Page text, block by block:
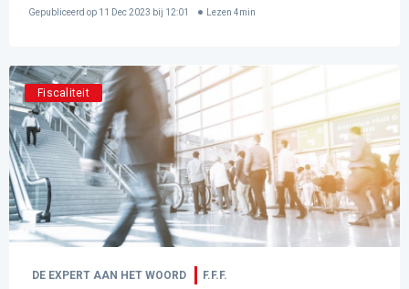
Gepubliceerd op 11 Dec 2023 bij 12:01 Lezen 4min
Fiscaliteit
DE EXPERT AAN HET WOORD F.F.F.